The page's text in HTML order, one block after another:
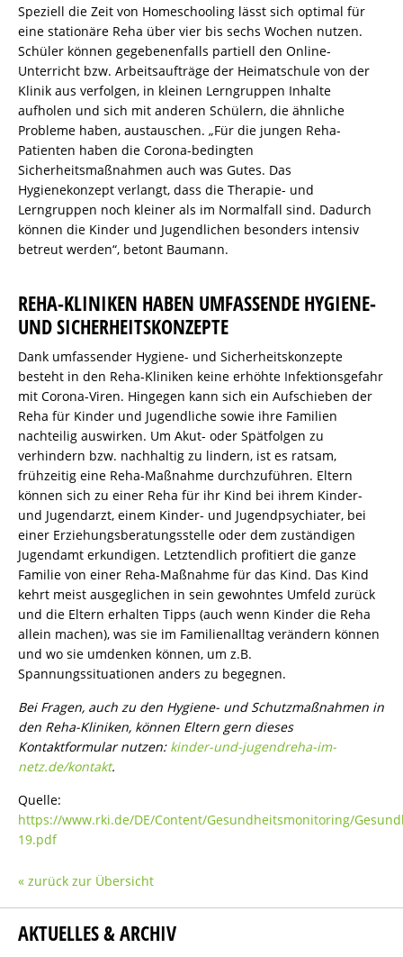
Speziell die Zeit von Homeschooling lässt sich optimal für
eine stationäre Reha über vier bis sechs Wochen nutzen.
Schüler können gegebenenfalls partiell den Online-
Unterricht bzw. Arbeitsaufträge der Heimatschule von der
Klinik aus verfolgen, in kleinen Lerngruppen Inhalte
aufholen und sich mit anderen Schülern, die ähnliche
Probleme haben, austauschen. „Für die jungen Reha-
Patienten haben die Corona-bedingten
Sicherheitsmaßnahmen auch was Gutes. Das
Hygienekonzept verlangt, dass die Therapie- und
Lerngruppen noch kleiner als im Normalfall sind. Dadurch
können die Kinder und Jugendlichen besonders intensiv
betreut werden“, betont Baumann.
REHA-KLINIKEN HABEN UMFASSENDE HYGIENE-
UND SICHERHEITSKONZEPTE
Dank umfassender Hygiene- und Sicherheitskonzepte
besteht in den Reha-Kliniken keine erhöhte Infektionsgefahr
mit Corona-Viren. Hingegen kann sich ein Aufschieben der
Reha für Kinder und Jugendliche sowie ihre Familien
nachteilig auswirken. Um Akut- oder Spätfolgen zu
verhindern bzw. nachhaltig zu lindern, ist es ratsam,
frühzeitig eine Reha-Maßnahme durchzuführen. Eltern
können sich zu einer Reha für ihr Kind bei ihrem Kinder-
und Jugendarzt, einem Kinder- und Jugendpsychiater, bei
einer Erziehungsberatungsstelle oder dem zuständigen
Jugendamt erkundigen. Letztendlich profitiert die ganze
Familie von einer Reha-Maßnahme für das Kind. Das Kind
kehrt meist ausgeglichen in sein gewohntes Umfeld zurück
und die Eltern erhalten Tipps (auch wenn Kinder die Reha
allein machen), was sie im Familienalltag verändern können
und wo sie umdenken können, um z.B.
Spannungssituationen anders zu begegnen.
Bei Fragen, auch zu den Hygiene- und Schutzmaßnahmen in
den Reha-Kliniken, können Eltern gern dieses
Kontaktformular nutzen: kinder-und-jugendreha-im-
netz.de/kontakt.
Quelle:
https://www.rki.de/DE/Content/Gesundheitsmonitoring/
19.pdf
« zurück zur Übersicht
AKTUELLES & ARCHIV